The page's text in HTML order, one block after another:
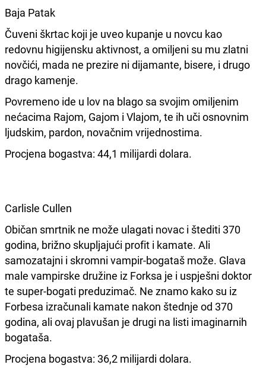
Baja Patak
Čuveni škrtac koji je uveo kupanje u novcu kao
redovnu higijensku aktivnost, a omiljeni su mu zlatni
novčići, mada ne prezire ni dijamante, bisere, i drugo
drago kamenje.
Povremeno ide u lov na blago sa svojim omiljenim
nećacima Rajom, Gajom i Vlajom, te ih uči osnovnim
ljudskim, pardon, novačnim vrijednostima.
Procjena bogastva: 44,1 milijardi dolara.
Carlisle Cullen
Običan smrtnik ne može ulagati novac i štediti 370
godina, brižno skupljajući profit i kamate. Ali
samozatajni i skromni vampir-bogataš može. Glava
male vampirske družine iz Forksa je i uspješni doktor
te super-bogati preduzimač. Ne znamo kako su iz
Forbesa izračunali kamate nakon štednje od 370
godina, ali ovaj plavušan je drugi na listi imaginarnih
bogataša.
Procjena bogastva: 36,2 milijardi dolara.